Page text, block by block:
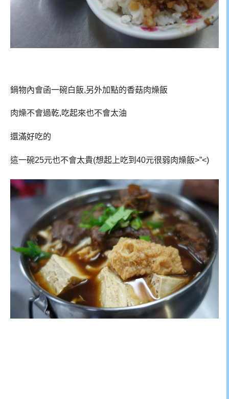
鍋物內會函一碗白飯,另外加點的香菇肉燥飯
肉燥不會過乾,吃起來也不會太油
還滿好吃的
這一碗25元也不會太貴(想起上吃到40元很弱肉燥飯>”<)